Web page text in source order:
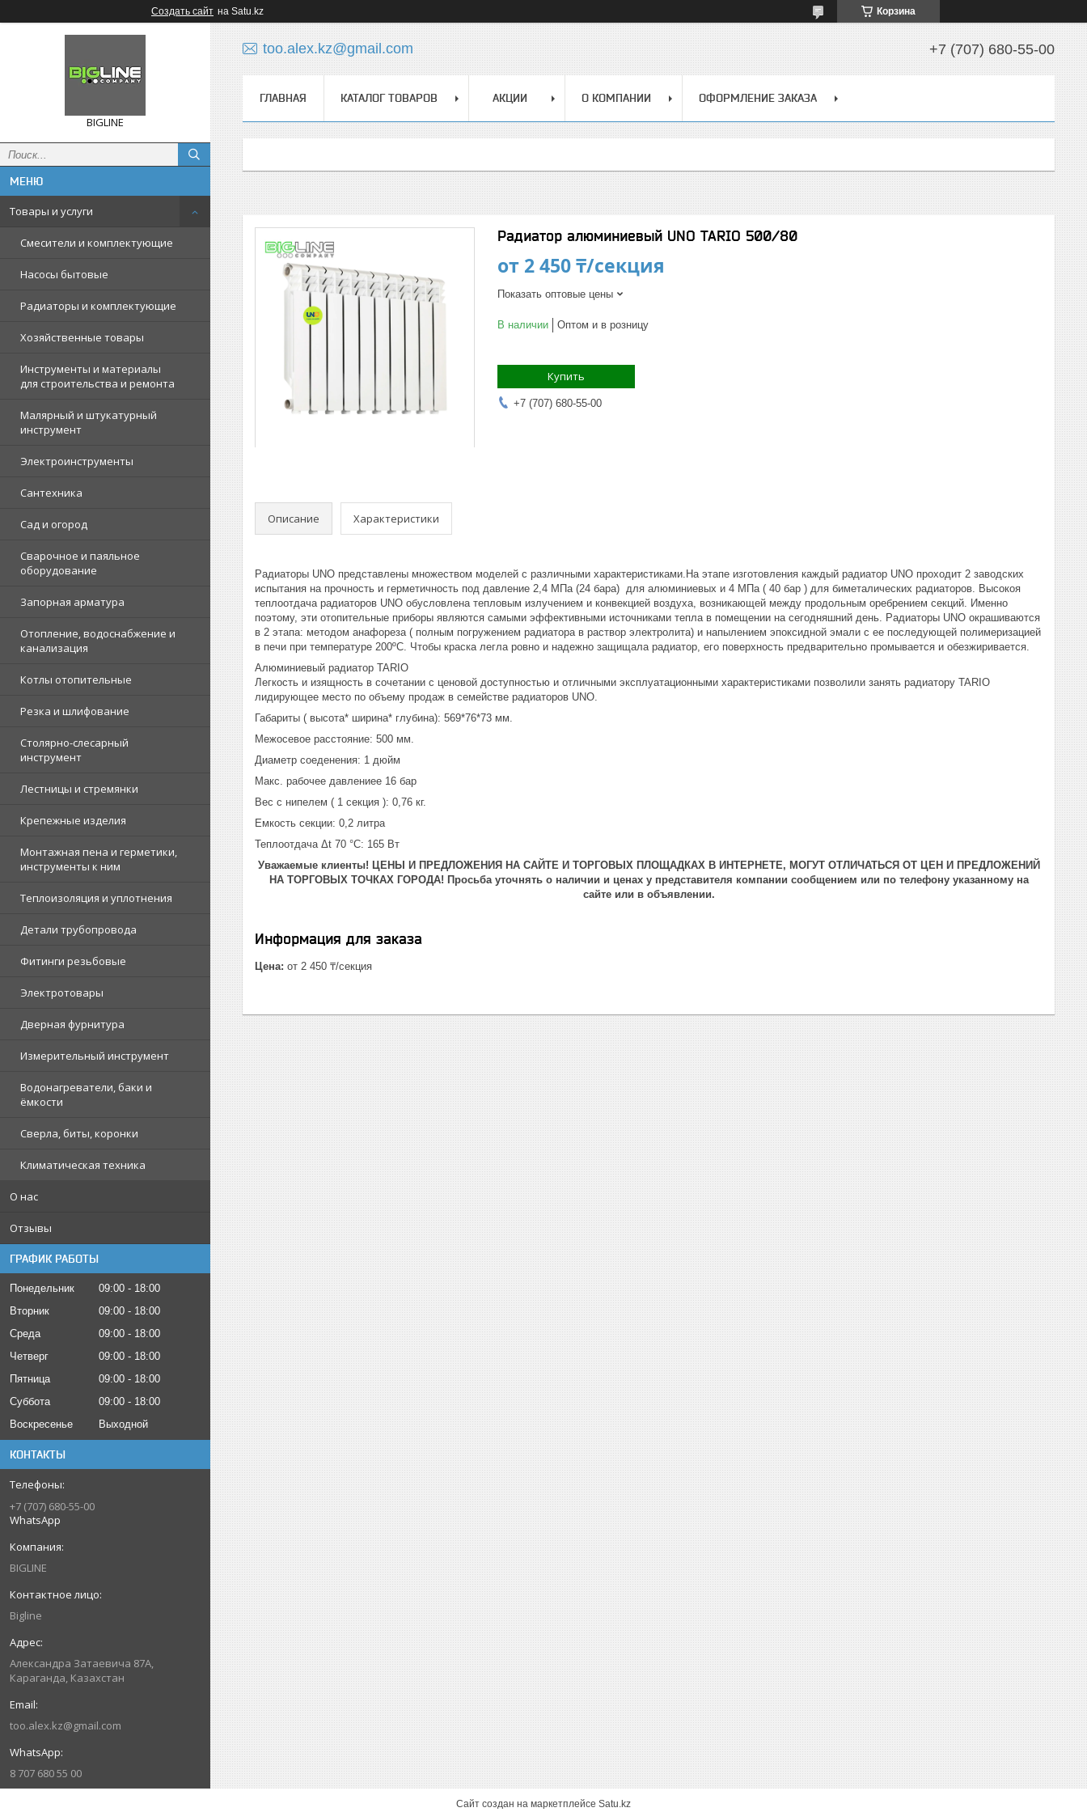
Создать сайт на Satu.kz Корзина
BIGLINE
Товары и услуги
Смесители и комплектующие
Насосы бытовые
Радиаторы и комплектующие
Хозяйственные товары
Инструменты и материалы
для строительства и ремонта
Малярный и штукатурный
инструмент
Электроинструменты
Сантехника
Сад и огород
Сварочное и паяльное
оборудование
Запорная арматура
Отопление, водоснабжение и
канализация
Котлы отопительные
Резка и шлифование
Столярно-слесарный
инструмент
Лестницы и стремянки
Крепежные изделия
Монтажная пена и герметики,
инструменты к ним
Теплоизоляция и уплотнения
Детали трубопровода
Фитинги резьбовые
Электротовары
Дверная фурнитура
Измерительный инструмент
Водонагреватели, баки и
ёмкости
Сверла, биты, коронки
Климатическая техника
О нас
Отзывы
ГРАФИК РАБОТЫ
Понедельник 09:00
18:00
Вторник
09:00
18:00
Среда
09:00
18:00
Четверг
09:00
18:00
Пятница
09:00
18:00
Суббота
09:00
18:00
Воскресенье
Выходной
КОНТАКТЫ
+7 (707) 680-55-00
WhatsApp
BIGLINE
Bigline
Александра Затаевича 87А,
Караганда, Казахстан
too.alex.kz@gmail.com
8 707 680 55 00
too.alex.kz@gmail.com +7 (707) 680-55-00
ГЛАВНАЯ КАТАЛОГ ТОВАРОВ АКЦИИ О КОМПАНИИ ОФОРМЛЕНИЕ ЗАКАЗА
Радиатор алюминиевый UNO TARIO 500/80
от 2 450 ₸/секция
Показать оптовые цены
В наличии Оптом и в розницу
Купить
+7 (707) 680-55-00
Описание Характеристики
Радиаторы UNO представлены множеством моделей с различными характеристиками.На этапе изготовления каждый радиатор UNO проходит 2 заводских
испытания на прочность и герметичность под давление 2,4 МПа (24 бара) для алюминиевых и 4 МПа ( 40 бар ) для биметалических радиаторов. Высокоя
теплоотдача радиаторов UNO обусловлена тепловым излучением и конвекцией воздуха, возникающей между продольным оребрением секций. Именно
поэтому, эти отопительные приборы являются самыми эффективными источниками тепла в помещении на сегодняшний день. Радиаторы UNO окрашиваются
в 2 этапа: методом анафореза ( полным погружением радиатора в раствор электролита) и напылением эпоксидной эмали с ее последующей полимеризацией
в печи при температуре 200ºС. Чтобы краска легла ровно и надежно защищала радиатор, его поверхность предварительно промывается и обезжиривается.
Алюминиевый радиатор TARIO
Легкость и изящность в сочетании с ценовой доступностью и отличными эксплуатационными характеристиками позволили занять радиатору TARIO
лидирующее место по объему продаж в семействе радиаторов UNO.
Габариты ( высота* ширина* глубина): 569*76*73 мм.
Межосевое расстояние: 500 мм.
Диаметр соеденения: 1 дюйм
Макс. рабочее давлениее 16 бар
Вес с нипелем ( 1 секция ): 0,76 кг.
Емкость секции: 0,2 литра
Теплоотдача Δt 70 °C: 165 Вт
Уважаемые клиенты! ЦЕНЫ И ПРЕДЛОЖЕНИЯ НА САЙТЕ И ТОРГОВЫХ ПЛОЩАДКАХ В ИНТЕРНЕТЕ, МОГУТ ОТЛИЧАТЬСЯ ОТ ЦЕН И ПРЕДЛОЖЕНИЙ
НА ТОРГОВЫХ ТОЧКАХ ГОРОДА! Просьба уточнять о наличии и ценах у представителя компании сообщением или по телефону указанному на
сайте или в объявлении.
Информация для заказа
Цена: от 2 450 ₸/секция
Сайт создан на маркетплейсе Satu.kz